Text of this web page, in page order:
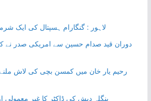
لاہور : گنگارام ہسپتال کی ایک
دوران قید صدام حسین سے امریکی صدر نے
رحیم یار خان میں کمسن بچی کی لاش
بنگلہ دیش کی ڈاکٹر کا غیر معمولی